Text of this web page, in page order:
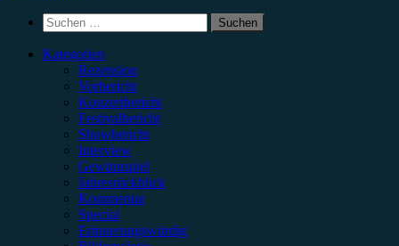
Suchen
nach:
Kategorien
Rezension
Vorbericht
Konzertbericht
Festivalbericht
Showbericht
Interview
Gewinnspiel
Jahresrückblick
Kommentar
Special
Erinnerungswürdig